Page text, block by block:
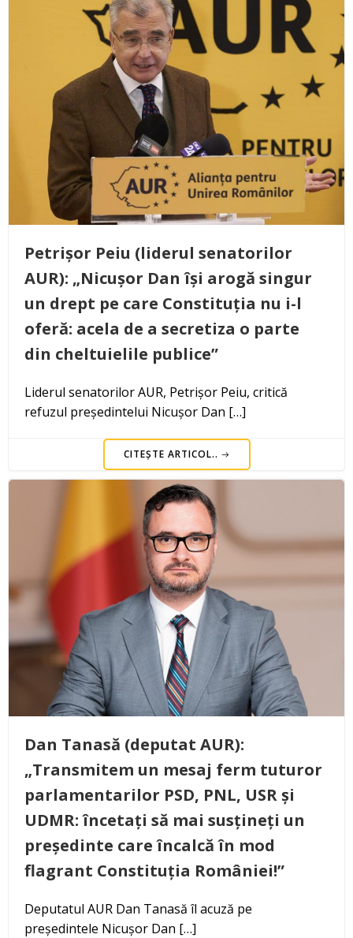
Petrișor Peiu (liderul senatorilor
AUR): „Nicușor Dan își arogă singur
un drept pe care Constituția nu i-l
oferă: acela de a secretiza o parte
din cheltuielile publice”
Liderul senatorilor AUR, Petrișor Peiu, critică
refuzul președintelui Nicușor Dan […]
CITEȘTE ARTICOL..
Dan Tanasă (deputat AUR):
„Transmitem un mesaj ferm tuturor
parlamentarilor PSD, PNL, USR și
UDMR: încetați să mai susțineți un
președinte care încalcă în mod
flagrant Constituția României!”
Deputatul AUR Dan Tanasă îl acuză pe
președintele Nicușor Dan […]